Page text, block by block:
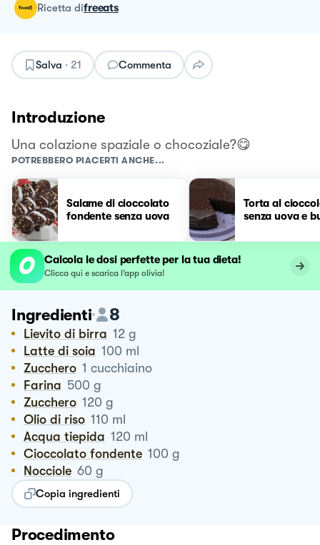
ricetta difreeats
Salva · 21 Commenta
Introduzione
Una colazione spaziale o chocoziale?😋
POTREBBERO PIACERTI ANCHE...
Salame di cioccolato
fondente senza uova
Torta al
senza uova e
Calcola le dosi perfette per la tua dieta!
Clicca qui e scarica l’app olivia!
Ingredienti 8
Lievito di birra 12 g
Latte di soia 100 ml
Zucchero 1 cucchiaino
Farina 500 g
Zucchero 120 g
Olio di riso 110 ml
Acqua tiepida 120 ml
Cioccolato fondente 100 g
Nocciole 60 g
Copia ingredienti
Procedimento